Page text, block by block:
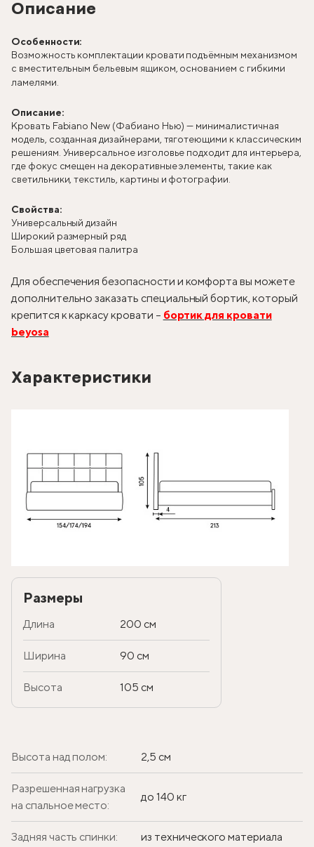
Описание
Особенности:
Возможность комплектации кровати подъёмным механизмом
с вместительным бельевым ящиком, основанием с гибкими
ламелями.
Описание:
Кровать Fabiano New (Фабиано Нью) — минималистичная
модель, созданная дизайнерами, тяготеющими к классическим
решениям. Универсальное изголовье подходит для интерьера,
где фокус смещен на декоративные элементы, такие как
светильники, текстиль, картины и фотографии.
Свойства:
Универсальный дизайн
Широкий размерный ряд
Большая цветовая палитра
Для обеспечения безопасности и комфорта вы можете
дополнительно заказать специальный бортик, который
крепится к каркасу кровати – бортик для кровати
beyosa
Характеристики
Размеры
Длина 200 см
Ширина 90 см
Высота 105 см
Высота над полом: 2,5 см
Разрешенная нагрузка
на спальное место:
до 140 кг
Задняя часть спинки: из технического материала